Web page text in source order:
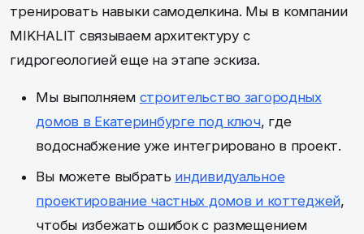
тренировать навыки самоделкина. Мы в компании
MIKHALIT связываем архитектуру с
гидрогеологией еще на этапе эскиза.
Мы выполняем строительство загородных
домов в Екатеринбурге под ключ, где
водоснабжение уже интегрировано в проект.
Вы можете выбрать индивидуальное
проектирование частных домов и коттеджей,
чтобы избежать ошибок с размещением